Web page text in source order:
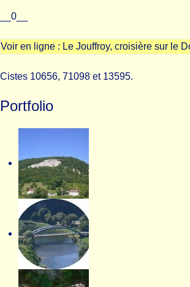
__0__
Voir en ligne : Le Jouffroy, croisière sur le
Cistes 10656, 71098 et 13595.
Portfolio